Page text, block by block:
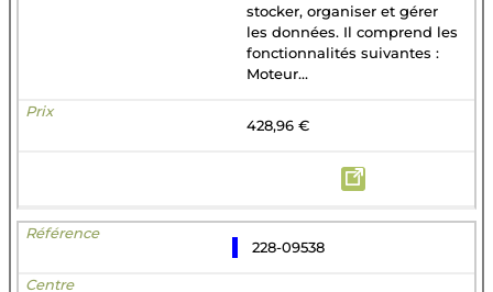
stocker, organiser et gérer
les données. Il comprend les
fonctionnalités suivantes :
Moteur...
428,96 €
228-09538